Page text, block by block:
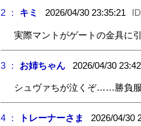
2 ： キミ 2026/04/30 23:35:21
実際マントがゲートの金具に
3 ： お姉ちゃん2026/04/30
シュヴァちが泣くぞ……勝負
4 ： トレーナーさま 2026/04/30